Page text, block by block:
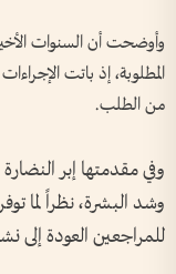
وأوضحت أن السنوات
المطلوبة، إذ باتت
من الطلب.
وفي مقدمتها إبر
وشد البشرة، نظراً لما
للمراجعين العودة